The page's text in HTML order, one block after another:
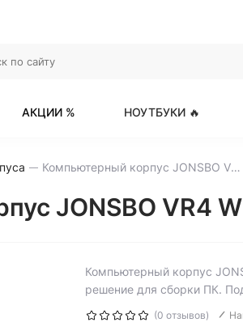
АКЦИИ % НОУТБУКИ 🔥
Компьютерный корпус JONSBO VR4 White
JONSBO VR4
Компьютерный корпус
решение для сборки ПК.
(0 отзывов)